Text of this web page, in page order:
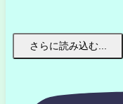
さらに読み込む...